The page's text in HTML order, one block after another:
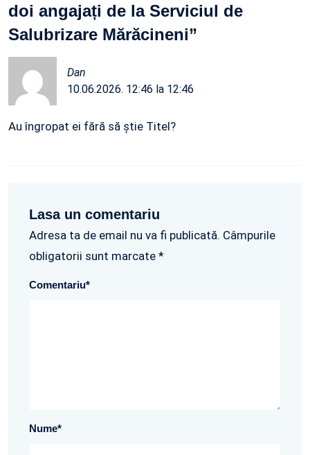
doi angajați de la Serviciul de
Salubrizare Mărăcineni”
Dan
10.06.2026. 12:46 la 12:46
Au îngropat ei fără să știe Titel?
Lasa un comentariu
Adresa ta de email nu va fi publicată. Câmpurile
obligatorii sunt marcate *
Comentariu*
Nume*